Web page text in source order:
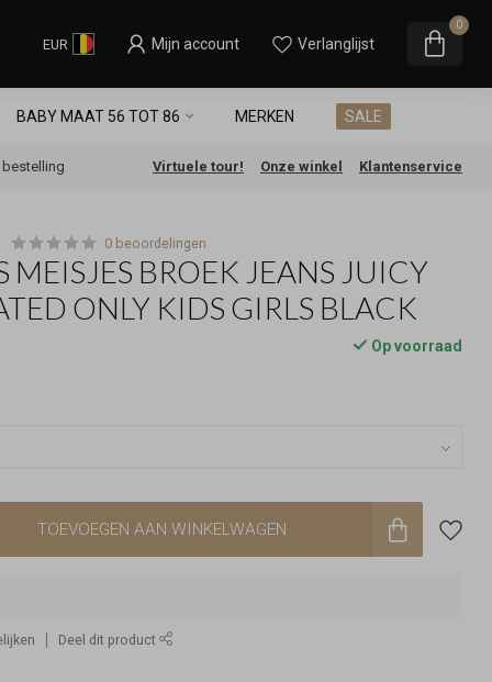
EUR Mijn account Verlanglijst
0
BABY MAAT 56 TOT 86 MERKEN SALE
bestelling Virtuele tour! Onze winkel Klantenservice
0 beoordelingen
MEISJES BROEK JEANS JUICY
ONLY KIDS GIRLS BLACK
Op voorraad
TOEVOEGEN AAN WINKELWAGEN
Deel dit product